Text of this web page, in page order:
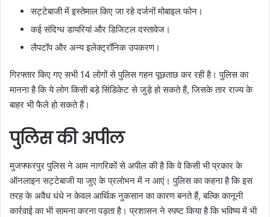
सट्टेबाजी में इस्तेमाल किए जा रहे दर्जनों मोबाइल फोन।
कई संदिग्ध डायरियां और डिजिटल दस्तावेज।
लैपटॉप और अन्य इलेक्ट्रॉनिक उपकरण।
गिरफ्तार किए गए सभी 14 लोगों से पुलिस गहन पूछताछ कर रही है। पुलिस का
मानना है कि ये लोग किसी बड़े सिंडिकेट से जुड़े हो सकते हैं, जिसके तार राज्य के
बाहर भी फैले हो सकते हैं।
पुलिस की अपील
मुजफ्फरपुर पुलिस ने आम नागरिकों से अपील की है कि वे किसी भी प्रकार के
ऑनलाइन सट्टेबाजी या जुए के प्रलोभन में न आएं। पुलिस का कहना है कि इस
तरह के अवैध धंधे न केवल आर्थिक नुकसान का कारण बनते हैं, बल्कि कानूनी
कार्रवाई का भी सामना करना पड़ता है। प्रशासन ने स्पष्ट किया है कि भविष्य में भी